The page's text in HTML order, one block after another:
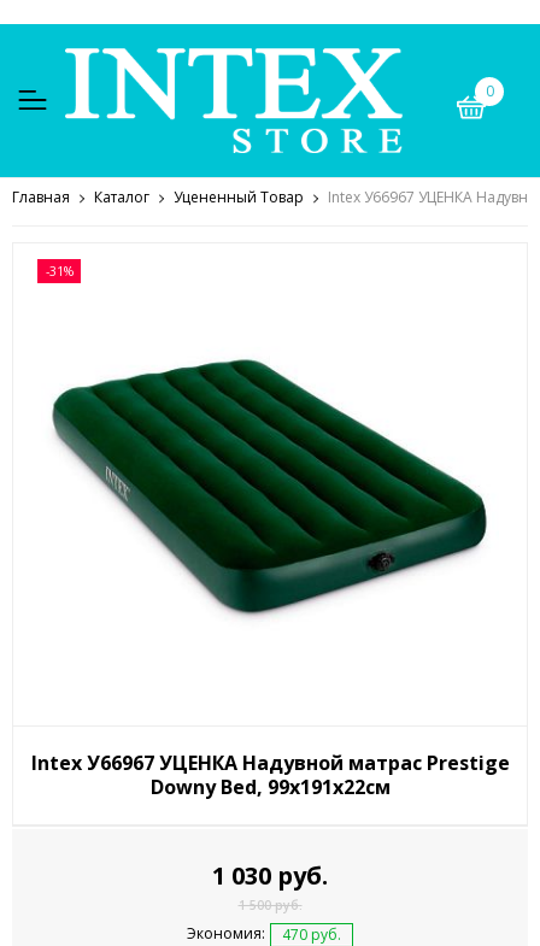
0
Главная Каталог Уцененный Товар Intex У66967 УЦЕНКА
-31%
Intex У66967 УЦЕНКА Надувной матрас Prestige
Downy Bed, 99х191х22см
1 030 руб.
1 500 руб.
Экономия: 470 руб.